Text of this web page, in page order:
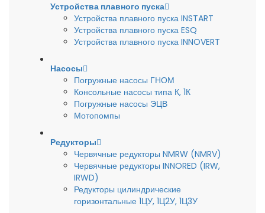
Устройства плавного пуска
Устройства плавного пуска INSTART
Устройства плавного пуска ESQ
Устройства плавного пуска INNOVERT
Насосы
Погружные насосы ГНОМ
Консольные насосы типа К, 1К
Погружные насосы ЭЦВ
Мотопомпы
Редукторы
Червячные редукторы NMRW (NMRV)
Червячные редукторы INNORED (IRW,
IRWD)
Редукторы цилиндрические
горизонтальные 1ЦУ, 1Ц2У, 1Ц3У